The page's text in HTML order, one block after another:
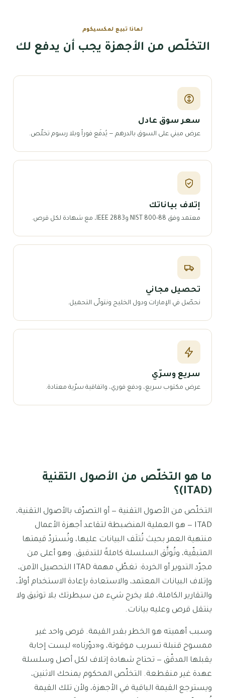
لماذا تبيع لمكسيكوم
التخلّص من الأجهزة يجب أن يدفع لك
سعر سوق عادل
عرض مبني على السوق بالدرهم — يُدفَع فوراً وبلا رسوم تخلّص.
إتلاف بياناتك
معتمد وفق NIST 800-88 وIEEE 2883، مع شهادة لكل قرص.
تحصيل مجاني
نحصّل في الإمارات ودول الخليج ونتولّى التحميل.
سريع وسرّي
عرض مكتوب سريع، ودفع فوري، واتفاقية سرّية معتادة.
ما هو التخلّص من الأصول التقنية
(ITAD)؟
التخلّص من الأصول التقنية — أو التصرّف بالأصول التقنية،
ITAD — هو العملية المنضبطة لتقاعد أجهزة الأعمال
منتهية العمر بحيث تُتلَف البيانات عليها، وتُستردّ قيمتها
المتبقّية، وتُوثَّق السلسلة كاملةً للتدقيق. وهو أعلى من
مجرّد التدوير أو الخردة: تغطّي مهمة ITAD التحصيل الآمن،
وإتلاف البيانات المعتمد، والاستعادة بإعادة الاستخدام أولاً،
والتقارير الكاملة، فلا يخرج شيء من سيطرتك بلا توثيق ولا
ينتقل قرص وعليه بيانات.
وسبب أهميته هو الخطر بقدر القيمة. قرص واحد غير
ممسوح قنبلة تسريب موقوتة، و«دوّرناه» ليست إجابة
يقبلها المدقّق — تحتاج شهادة إتلاف لكل أصل وسلسلة
عهدة غير منقطعة. التخلّص المحكوم يمنحك الاثنين،
ويسترجع القيمة الباقية في الأجهزة، ولأن تلك القيمة